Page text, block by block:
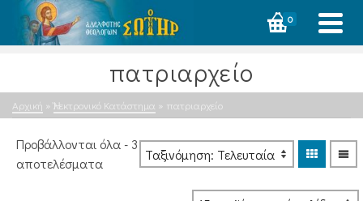
0
πατριαρχείο
Αρχική » Ἠλεκτρονικό Κατάστημα » πατριαρχείο
Προβάλλονται όλα - 3
αποτελέσματαSorted